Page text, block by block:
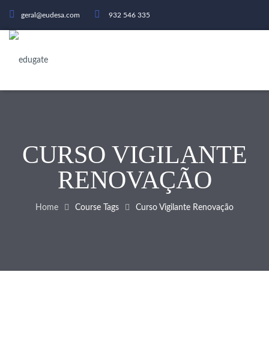
geral@eudesa.com 932 546 335
CURSO VIGILANTE
RENOVAÇÃO
Home Course Tags Curso Vigilante Renovação